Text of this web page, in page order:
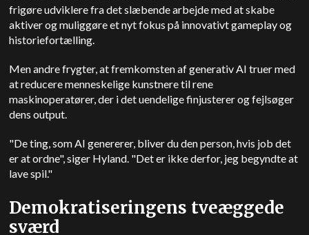
frigøre udviklere fra det slæbende arbejde med at skabe
aktiver og muliggøre et nyt fokus på innovativt gameplay og
historiefortælling.
Men andre frygter, at fremkomsten af generativ AI truer med
at reducere menneskelige kunstnere til rene
maskinoperatører, der i det uendelige finjusterer og fejlsøger
dens output.
"De ting, som AI genererer, bliver du den person, hvis job det
er at ordne", siger Hyland. "Det er ikke derfor, jeg begyndte at
lave spil."
Demokratiseringens tveæggede
sværd